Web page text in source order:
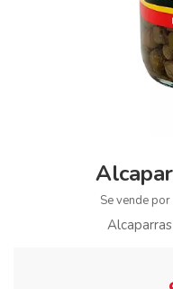
Se vende por